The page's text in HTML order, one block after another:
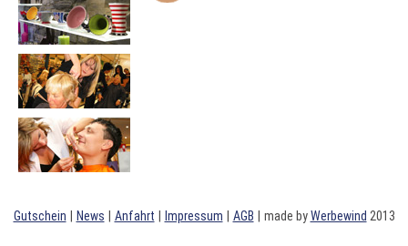
Gutschein News Anfahrt Impressum AGB made byWerbewind 2013